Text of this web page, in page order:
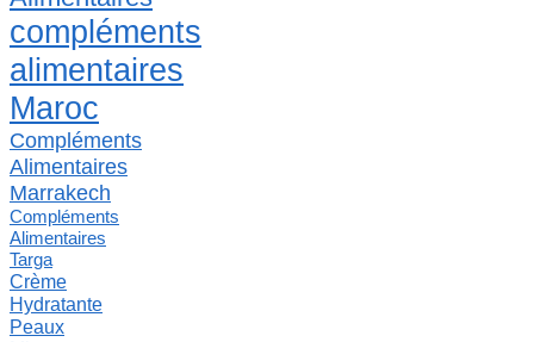
compléments
alimentaires
Maroc
Compléments
Alimentaires
Marrakech
Compléments
Alimentaires
Targa
Crème
Hydratante
Peaux